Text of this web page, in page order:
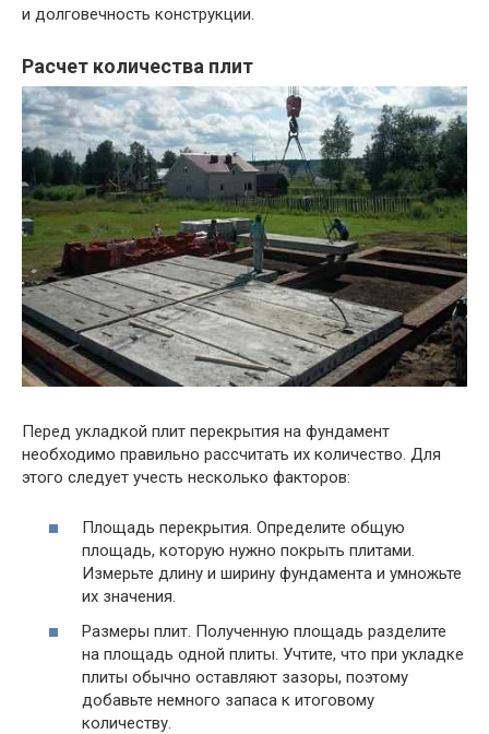
и долговечность конструкции.
Расчет количества плит
Перед укладкой плит перекрытия на фундамент
необходимо правильно рассчитать их количество. Для
этого следует учесть несколько факторов:
Площадь перекрытия. Определите общую
площадь, которую нужно покрыть плитами.
Измерьте длину и ширину фундамента и умножьте
их значения.
Размеры плит. Полученную площадь разделите
на площадь одной плиты. Учтите, что при укладке
плиты обычно оставляют зазоры, поэтому
добавьте немного запаса к итоговому
количеству.